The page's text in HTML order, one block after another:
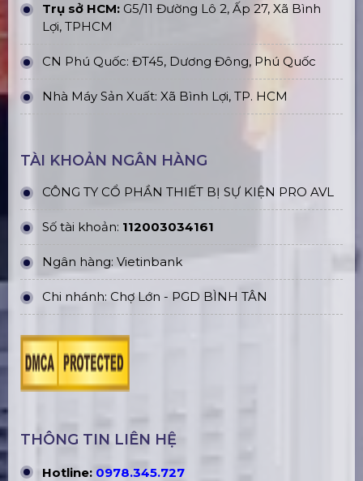
Trụ sở HCM: G5/11 Đường Lô 2, Ấp 27, Xã Bình
Lợi, TPHCM
CN Phú Quốc: ĐT45, Dương Đông, Phú Quốc
Nhà Máy Sản Xuất: Xã Bình Lợi, TP. HCM
TÀI KHOẢN NGÂN HÀNG
CÔNG TY CỔ PHẦN THIẾT BỊ SỰ KIỆN PRO AVL
Số tài khoản: 112003034161
Ngân hàng: Vietinbank
Chi nhánh: Chợ Lớn - PGD BÌNH TÂN
THÔNG TIN LIÊN HỆ
Hotline: 0978.345.727